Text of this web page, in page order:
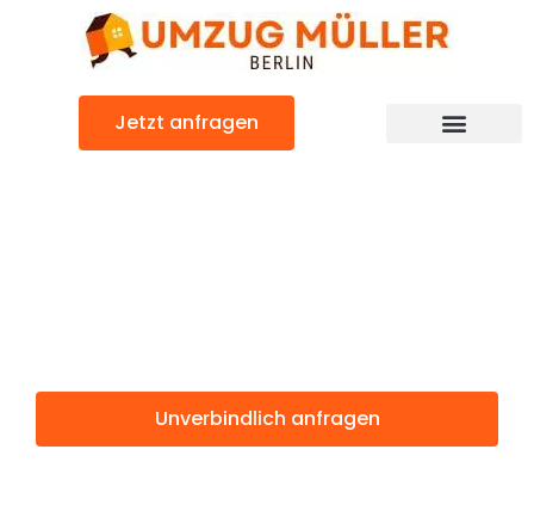
Jetzt anfragen
Unverbindlich anfragen